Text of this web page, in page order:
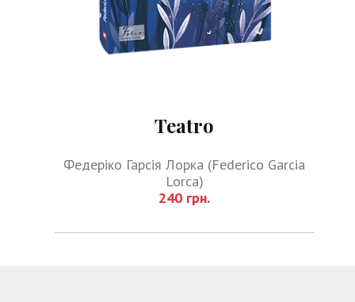
Teatro
Федеріко Гарсія Лорка (Federico Garcia
Lorca)
240 грн.